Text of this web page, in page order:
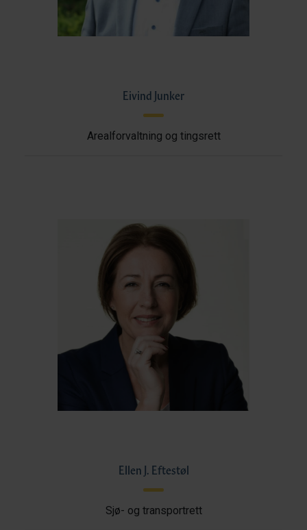
Eivind Junker
Arealforvaltning og tingsrett
Ellen J. Eftestøl
Sjø- og transportrett